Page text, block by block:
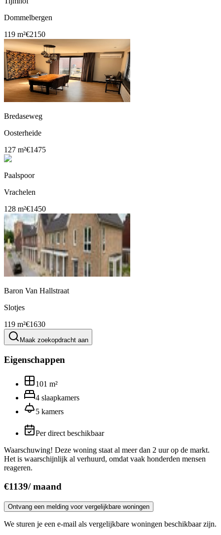
Dommelbergen
119 m²€2150
Bredaseweg
Oosterheide
127 m²€1475
Paalspoor
Vrachelen
128 m²€1450
Baron Van Hallstraat
Slotjes
119 m²€1630
Maak zoekopdracht aan
Eigenschappen
101 m²
4 slaapkamers
5 kamers
Per direct beschikbaar
Waarschuwing! Deze woning staat al meer dan 2 uur op de markt.
Het is waarschijnlijk al verhuurd, omdat vaak honderden mensen
reageren.
€1139/maand
Ontvang een melding voor vergelijkbare woningen
We sturen je een e-mail als vergelijkbare woningen beschikbaar zijn.